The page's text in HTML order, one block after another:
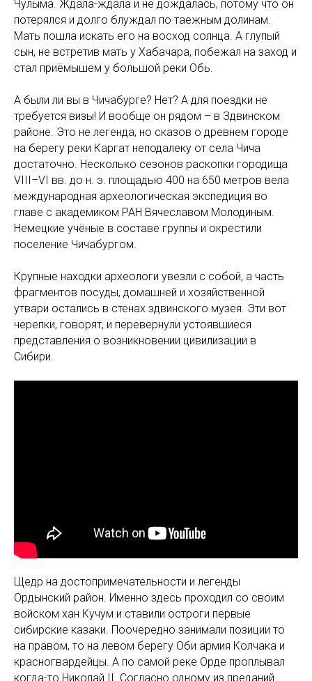
Чулыма. Ждала-ждала и не дождалась, потому что он
потерялся и долго блуждал по таежным долинам.
Мать пошла искать его на восход солнца. А глупый
сын, не встретив мать у Хабачара, побежал на заход и
стал приёмышем у большой реки Обь.
А были ли вы в Чичабурге? Нет? А для поездки не
требуется визы! И вообще он рядом – в Здвинском
районе. Это не легенда, но сказов о древнем городе
на берегу реки Каргат неподалеку от села Чича
достаточно. Несколько сезонов раскопки городища
VIII–VI вв. до н. э. площадью 400 на 650 метров вела
международная археологическая экспедиция во
главе с академиком РАН Вячеславом Молодиным.
Немецкие учёные в составе группы и окрестили
поселение Чичабургом.
Крупные находки археологи увезли с собой, а часть
фрагментов посуды, домашней и хозяйственной
утвари остались в стенах здвинского музея. Эти вот
черепки, говорят, и перевернули устоявшиеся
представления о возникновении цивилизации в
Сибири.
Щедр на достопримечательности и легенды
Ордынский район. Именно здесь проходил со своим
войском хан Кучум и ставили остроги первые
сибирские казаки. Поочередно занимали позиции то
на правом, то на левом берегу Оби армия Колчака и
красногвардейцы. А по самой реке Орде проплывал
когда-то Николай II. Согласно одному из преданий